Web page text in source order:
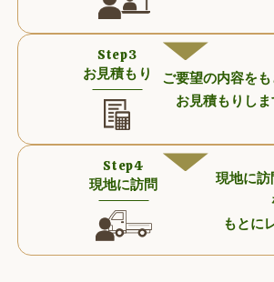
Step3
お見積もり
ご要望の内容をも
お見積もりしま
Step4
現地に訪問
現地に
もとに